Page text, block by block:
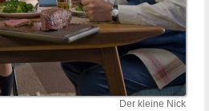
Der kleine Nick